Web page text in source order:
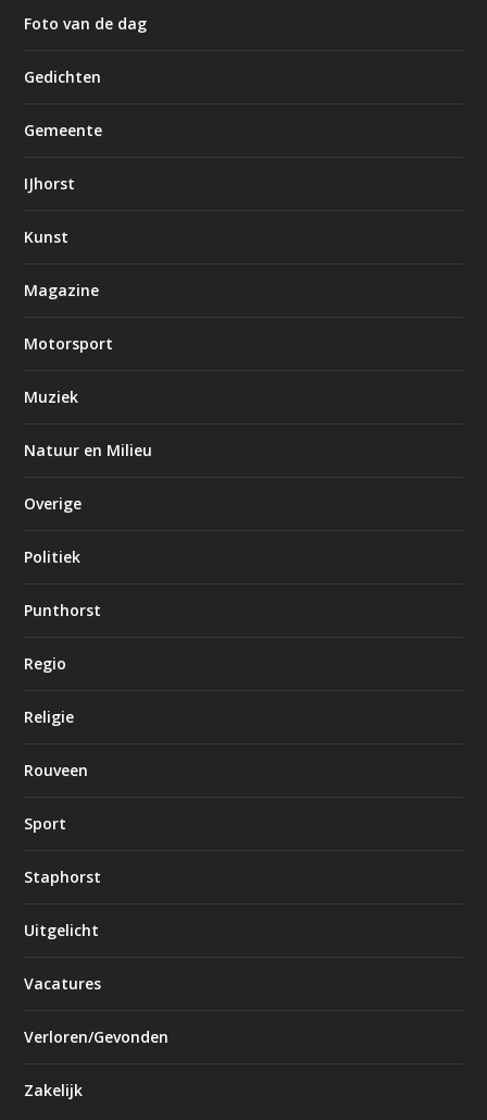
Foto van de dag
Gedichten
Gemeente
IJhorst
Kunst
Magazine
Motorsport
Muziek
Natuur en Milieu
Overige
Politiek
Punthorst
Regio
Religie
Rouveen
Sport
Staphorst
Uitgelicht
Vacatures
Verloren/Gevonden
Zakelijk